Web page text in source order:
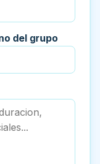
del grupo